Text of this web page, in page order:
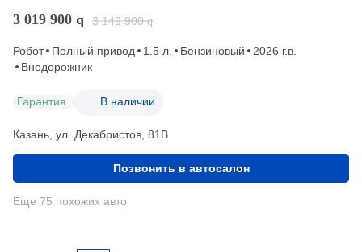
3 019 900 q 3 149 900 q
Робот Полный привод 1.5 л. Бензиновый
2026 г.в.
Внедорожник
Гарантия В наличии
Казань, ул. Декабристов, 81В
Позвонить в автосалон
Еще 75 похожих авто